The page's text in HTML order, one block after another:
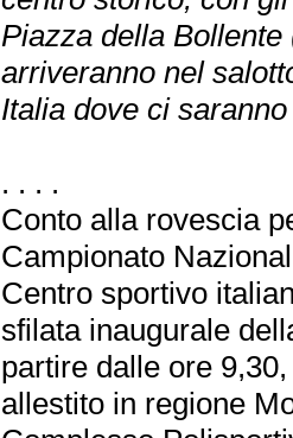
Piazza della
arriveranno nel
Italia dove ci
. . . .
Conto alla rovescia
Campionato
Centro sportivo
sfilata inaugurale
partire dalle ore
allestito in regione